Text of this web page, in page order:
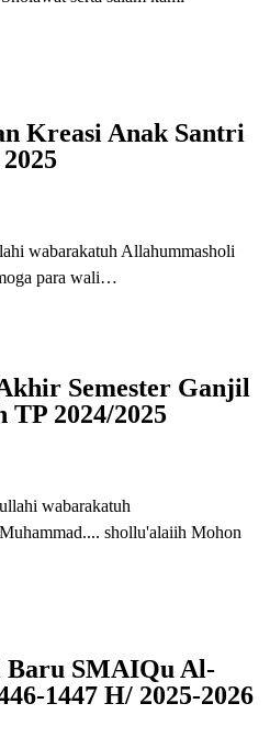
Kreasi Anak Santri
wabarakatuh Allahummasholi
para wali…
Semester Ganjil
2024/2025
wabarakatuh
shollu'alaiih Mohon
Baru SMAIQu Al-
1447 H/ 2025-2026